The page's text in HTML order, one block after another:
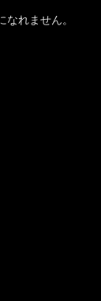
れません。